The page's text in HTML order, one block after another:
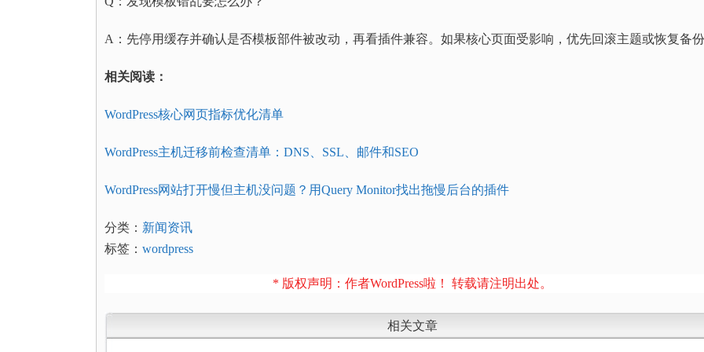
A：先停用缓存并确认是否模板部件被改动，再看插件兼容。如果核心页面受影响，优先回滚主题或恢复备
相关阅读：
WordPress核心网页指标优化清单
WordPress主机迁移前检查清单：DNS、SSL、邮件和SEO
WordPress网站打开慢但主机没问题？用Query Monitor找出拖慢后台的插件
分类： 新闻资讯
标签： wordpress
* 版权声明：作者WordPress啦！ 转载请注明出处。
相关文章